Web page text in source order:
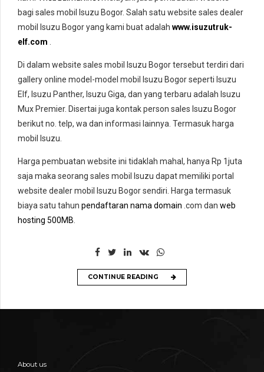
bagi sales mobil Isuzu Bogor. Salah satu website sales dealer
mobil Isuzu Bogor yang kami buat adalah www.isuzutruk-
elf.com .
Di dalam website sales mobil Isuzu Bogor tersebut terdiri dari
gallery online model-model mobil Isuzu Bogor seperti Isuzu
Elf, Isuzu Panther, Isuzu Giga, dan yang terbaru adalah Isuzu
Mux Premier. Disertai juga kontak person sales Isuzu Bogor
berikut no. telp, wa dan informasi lainnya. Termasuk harga
mobil Isuzu.
Harga pembuatan website ini tidaklah mahal, hanya Rp 1juta
saja maka seorang sales mobil Isuzu dapat memiliki portal
website dealer mobil Isuzu Bogor sendiri. Harga termasuk
biaya satu tahun pendaftaran nama domain .com dan web
hosting 500MB.
CONTINUE READING
About us